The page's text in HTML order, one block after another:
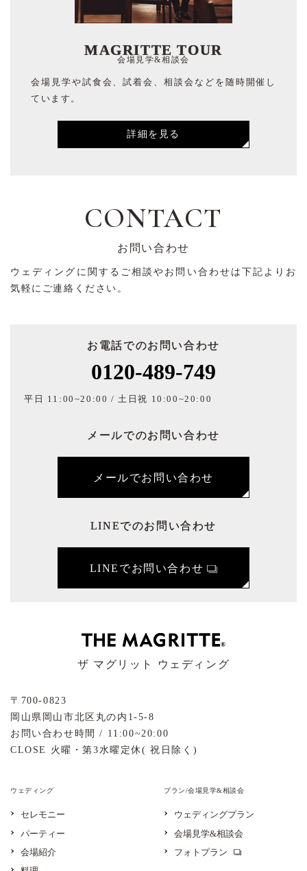
MAGRITTE TOUR
会場見学&相談会
会場見学や試食会、試着会、相談会などを随時開催し
ています。
詳細を見る
CONTACT
お問い合わせ
ウェディングに関するご相談やお問い合わせは下記よりお
気軽にご連絡ください。
お電話でのお問い合わせ
0120-489-749
平日 11:00~20:00 / 土日祝 10:00~20:00
メールでのお問い合わせ
メールでお問い合わせ
LINEでのお問い合わせ
LINEでお問い合わせ
ザ マグリット ウェディング
〒700-0823
岡山県岡山市北区丸の内1-5-8
お問い合わせ時間 / 11:00~20:00
CLOSE 火曜・第3水曜定休( 祝日除く)
ウェディング
セレモニー
パーティー
会場紹介
プラン/会場見学&相談会
ウェディングプラン
会場見学&相談会
フォトプラン